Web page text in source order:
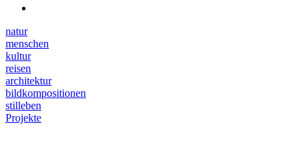
natur
menschen
kultur
reisen
architektur
bildkompositionen
stilleben
Projekte